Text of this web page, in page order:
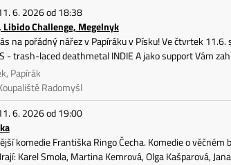
6. 2026 od 18:38
Libido Challenge, Megelnyk
na pořádný nářez v Papíráku v Písku! Ve čtvrtek
- trash-laced deathmetal INDIE A jako support Vám
Papírák
Radomyšl
6. 2026 od 19:00
komedie Františka Ringo Čecha. Komedie o
Karel Smola, Martina Kemrová, Olga Kašparová,